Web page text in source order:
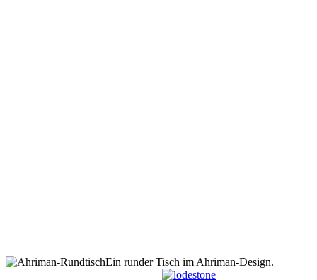
Ein runder Tisch im Ahriman-Design.